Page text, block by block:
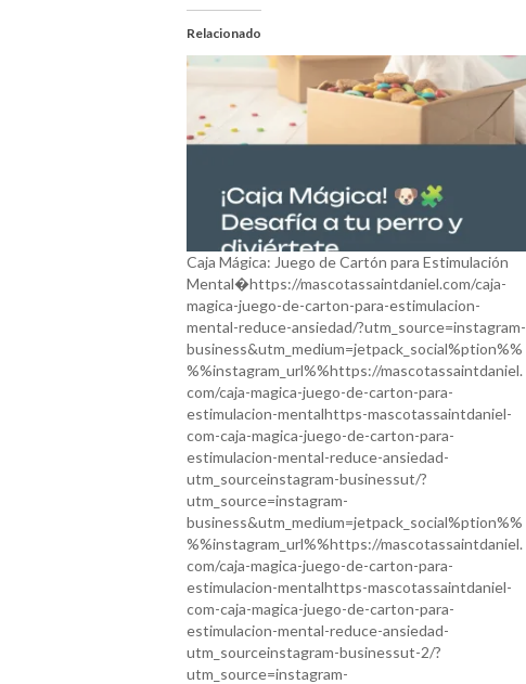
Relacionado
Caja Mágica: Juego de Cartón para Estimulación
Mental�https://mascotassaintdaniel.com/caja-
magica-juego-de-carton-para-estimulacion-
mental-reduce-ansiedad/?utm_source=instagram-
business&utm_medium=jetpack_social%ption%%
%%instagram_url%%https://mascotassaintdaniel.
com/caja-magica-juego-de-carton-para-
estimulacion-mentalhttps-mascotassaintdaniel-
com-caja-magica-juego-de-carton-para-
estimulacion-mental-reduce-ansiedad-
utm_sourceinstagram-businessut/?
utm_source=instagram-
business&utm_medium=jetpack_social%ption%%
%%instagram_url%%https://mascotassaintdaniel.
com/caja-magica-juego-de-carton-para-
estimulacion-mentalhttps-mascotassaintdaniel-
com-caja-magica-juego-de-carton-para-
estimulacion-mental-reduce-ansiedad-
utm_sourceinstagram-businessut-2/?
utm_source=instagram-